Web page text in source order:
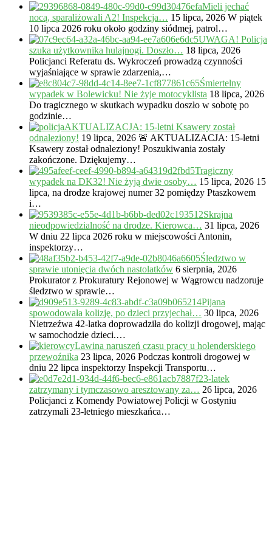
Mieli jechać
nocą, sparaliżowali A2! Inspekcja… 15 lipca, 2026 W piątek
10 lipca 2026 roku około godziny siódmej, patrol…
UWAGA! Policja
szuka użytkownika hulajnogi. Doszło… 18 lipca, 2026
Policjanci Referatu ds. Wykroczeń prowadzą czynności
wyjaśniające w sprawie zdarzenia,…
Śmiertelny
wypadek w Bolewicku! Nie żyje motocyklista 18 lipca, 2026
Do tragicznego w skutkach wypadku doszło w sobotę po
godzinie…
AKTUALIZACJA: 15-letni Ksawery został
odnaleziony! 19 lipca, 2026 🚨 AKTUALIZACJA: 15-letni
Ksawery został odnaleziony! Poszukiwania zostały
zakończone. Dziękujemy…
Tragiczny
wypadek na DK32! Nie żyją dwie osoby… 15 lipca, 2026 15
lipca, na drodze krajowej numer 32 pomiędzy Ptaszkowem
i…
Skrajna
nieodpowiedzialność na drodze. Kierowca… 31 lipca, 2026
W dniu 22 lipca 2026 roku w miejscowości Antonin,
inspektorzy…
Śledztwo w
sprawie utonięcia dwóch nastolatków 6 sierpnia, 2026
Prokurator z Prokuratury Rejonowej w Wągrowcu nadzoruje
śledztwo w sprawie…
Pijana
spowodowała kolizję, po dzieci przyjechał… 30 lipca, 2026
Nietrzeźwa 42-latka doprowadziła do kolizji drogowej, mając
w samochodzie dzieci.…
Lawina naruszeń czasu pracy u holenderskiego
przewoźnika 23 lipca, 2026 Podczas kontroli drogowej w
dniu 22 lipca inspektorzy Inspekcji Transportu…
23-latek
zatrzymany i tymczasowo aresztowany za… 26 lipca, 2026
Policjanci z Komendy Powiatowej Policji w Gostyniu
zatrzymali 23-letniego mieszkańca…